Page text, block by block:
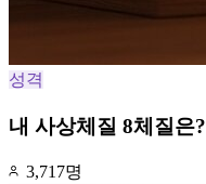
성격
내 사상체질 8체질은?
3,717명